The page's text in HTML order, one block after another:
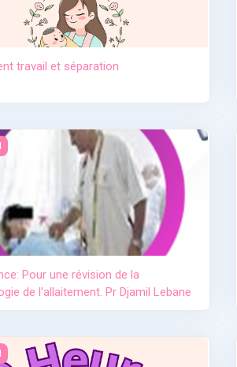
travail et séparation
Pour une révision de la terminologie de
Pour une révision de la
de l'allaitement. Pr Djamil Lebane
de l'allaitement